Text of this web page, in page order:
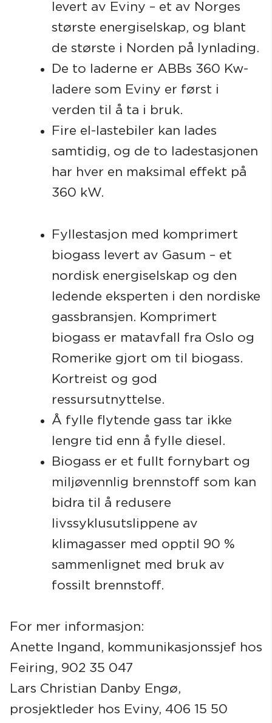
levert av Eviny – et av Norges
største energiselskap, og blant
de største i Norden på lynlading.
De to laderne er ABBs 360 Kw-
ladere som Eviny er først i
verden til å ta i bruk.
Fire el-lastebiler kan lades
samtidig, og de to ladestasjonen
har hver en maksimal effekt på
360 kW.
Fyllestasjon med komprimert
biogass levert av Gasum – et
nordisk energiselskap og den
ledende eksperten i den nordiske
gassbransjen. Komprimert
biogass er matavfall fra Oslo og
Romerike gjort om til biogass.
Kortreist og god
ressursutnyttelse.
Å fylle flytende gass tar ikke
lengre tid enn å fylle diesel.
Biogass er et fullt fornybart og
miljøvennlig brennstoff som kan
bidra til å redusere
livssyklusutslippene av
klimagasser med opptil 90 %
sammenlignet med bruk av
fossilt brennstoff.
For mer informasjon:
Anette Ingand, kommunikasjonssjef hos
Feiring, 902 35 047
Lars Christian Danby Engø,
prosjektleder hos Eviny, 406 15 50